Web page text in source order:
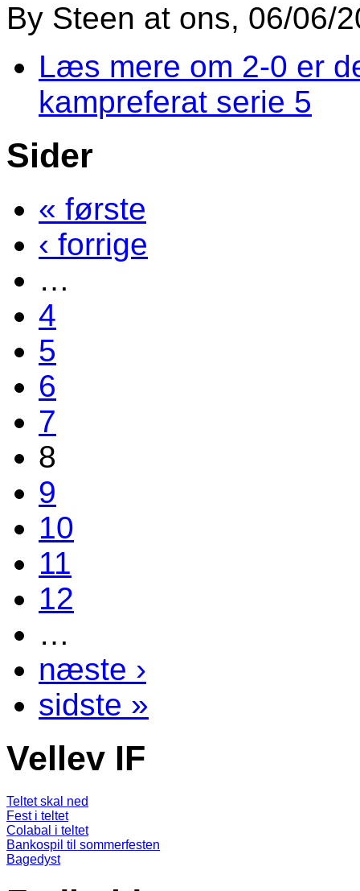
By Steen at ons, 06/06/
Læs mere om 2-0 er
kampreferat serie 5
Sider
« første
‹ forrige
…
4
5
6
7
8
9
10
11
12
…
næste ›
sidste »
Vellev IF
Teltet skal ned
Fest i teltet
Colabal i teltet
Bankospil til sommerfesten
Bagedyst